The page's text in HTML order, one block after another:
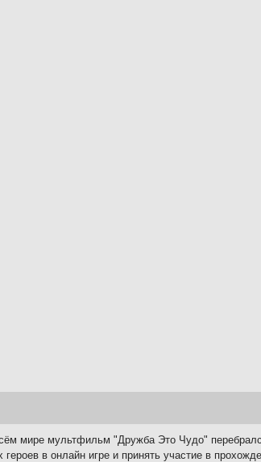
мире мультфильм "Дружба Это Чудо"
в онлайн игре и принять участие в